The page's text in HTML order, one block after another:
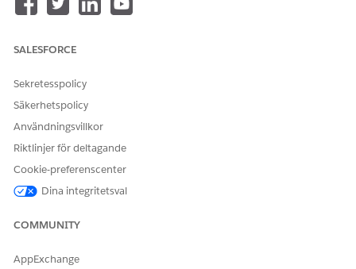
Sök fram och öppna
Ange ett namn på tidsperioden, till exempel
aktivitetsplanen.
Spara dina ändringar.
LÖSTE DENNA ARTIKEL DITT PROBLEM?
Berätta för oss vad vi kan förbättra!
SALESFORCE
Sekretesspolicy
Säkerhetspolicy
Användningsvillkor
Riktlinjer för deltagande
Cookie-preferenscenter
Dina integritetsval
COMMUNITY
AppExchange